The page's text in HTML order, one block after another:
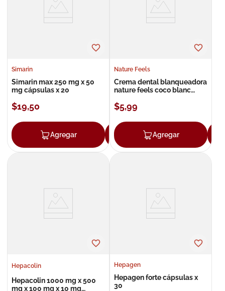
Simarin
Simarin max 250 mg x 50
mg cápsulas x 20
$19,50
Agregar Agregar
Nature Feels
Crema dental blanqueadora
nature feels coco blanc
$5,99
Agregar
Hepacolin
Hepacolin 1000 mg x 500
mg x 100 mg x 10 mg
Hepagen
Hepagen forte cápsulas x
30